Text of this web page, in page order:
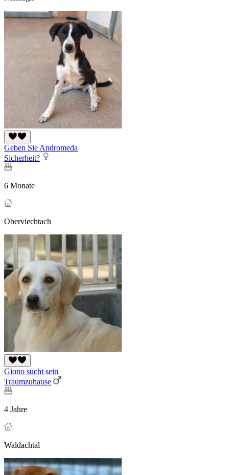
Geben Sie Andromeda
Sicherheit?
6 Monate
Oberviechtach
Giono sucht sein
Traumzuhause
4 Jahre
Waldachtal